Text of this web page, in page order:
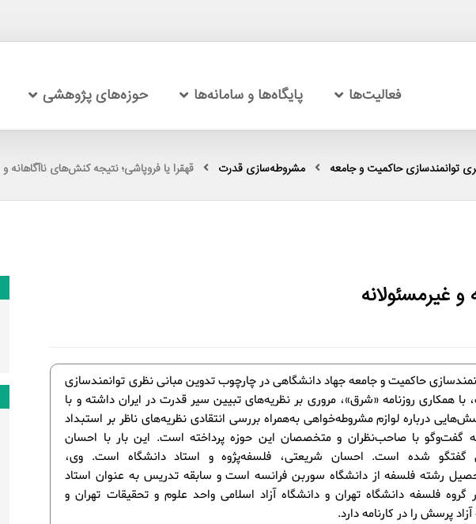
فعالیت‌ها پایگاه‌ها و سامانه‌ها حوزه‌های پژوهشی
توانمندسازی حاکمیت و جامعه مشروطه‌سازی قدرت قهقرا یا فروپاشی؛ نتیجه کنش‌های ناآگاهانه و
غیرمسئولانه
حاکمیت و جامعه جهاد دانشگاهی در چارچوب تدوین مبانی نظری توانمندسازی
با همکاری روزنامه «شرق»، مروری بر نظریه‌های تبیین سیر قدرت در ایران داشته و با
درباره لوازم مشروطه‌خواهی به‌همراه بررسی انتقادی نظریه‌های ناظر بر استبداد
گفت‌وگو با صاحب‌نظران و متخصصان این حوزه پرداخته است. این بار با احسان
گفتگو شده است. احسان شریعتی، فلسفه‌پژوه و استاد دانشگاه است. وی،
رشته فلسفه از دانشگاه سوربن فرانسه است و سابقه تدریس به عنوان استاد
گروه فلسفه دانشگاه تهران و دانشگاه آزاد اسلامی واحد علوم و تحقیقات تهران و
پرسش را در کارنامه دارد.